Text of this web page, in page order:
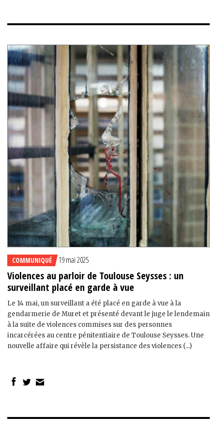
COMMUNIQUÉ 19 mai 2025
Violences au parloir de Toulouse Seysses : un
surveillant placé en garde à vue
Le 14 mai, un surveillant a été placé en garde à vue à la
gendarmerie de Muret et présenté devant le juge le lendemain
à la suite de violences commises sur des personnes
incarcérées au centre pénitentiaire de Toulouse Seysses. Une
nouvelle affaire qui révèle la persistance des violences (...)